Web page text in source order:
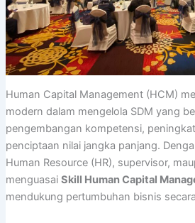
Human Capital Management (HCM)
modern dalam mengelola SDM yang
pengembangan kompetensi,
penciptaan nilai jangka panjang.
Human Resource (HR), supervisor,
menguasai Skill Human Capital
mendukung pertumbuhan bisnis